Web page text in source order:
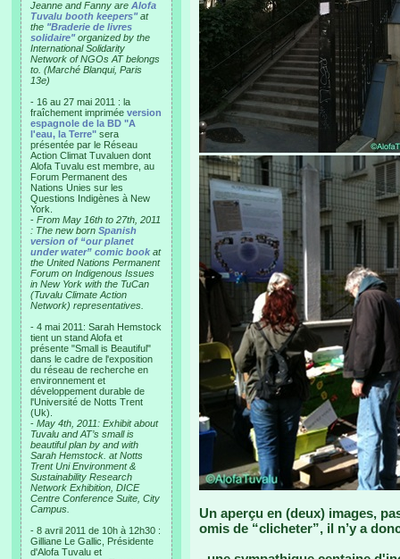
Jeanne and Fanny are Alofa
Tuvalu booth keepers"at
the "Braderie de livres
solidaire"organized by the
International Solidarity
Network of NGOs AT belongs
to. (Marché Blanqui, Paris
13e)
- 16 au 27 mai 2011 : la
fraîchement imprimée version
espagnole de la BD "A
l'eau, la Terre" sera
présentée par le Réseau
Action Climat Tuvaluen dont
Alofa Tuvalu est membre, au
Forum Permanent des
Nations Unies sur les
Questions Indigènes à New
York.
- From May 16th to 27th, 2011
: The new born Spanish
version of “our planet
under water” comic book at
the United Nations Permanent
Forum on Indigenous Issues
in New York with the TuCan
(Tuvalu Climate Action
Network) representatives.
- 4 mai 2011: Sarah Hemstock
tient un stand Alofa et
présente "Small is Beautiful"
dans le cadre de l'exposition
du réseau de recherche en
environnement et
développement durable de
l'Université de Notts Trent
(Uk).
- May 4th, 2011: Exhibit about
Tuvalu and AT’s small is
beautiful plan by and with
Sarah Hemstock. at Notts
Trent Uni Environment &
Sustainability Research
Network Exhibition, DICE
Centre Conference Suite, City
Campus.
- 8 avril 2011 de 10h à 12h30 :
Gilliane Le Gallic, Présidente
d'Alofa Tuvalu et
Un aperçu en (deux) images,
omis de “clicheter”, il n’y a